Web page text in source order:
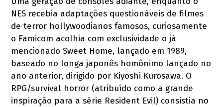
NES recebia adaptações questionáveis de filmes
de terror hollywoodianos famosos, curiosamente
o Famicom acolhia com exclusividade o já
mencionado Sweet Home, lançado em 1989,
baseado no longa japonês homônimo lançado no
ano anterior, dirigido por Kiyoshi Kurosawa. O
RPG/survival horror (atribuído como a grande
inspiração para a série Resident Evil) consistia no